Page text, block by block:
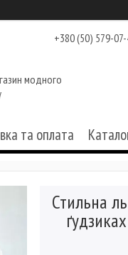
+380 (50) 579-
модного
та оплата
Стильна